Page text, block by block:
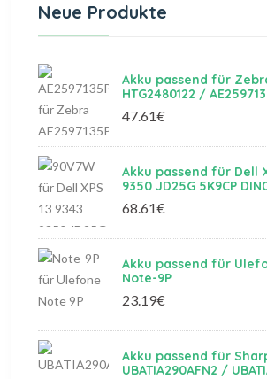
Neue Produkte
Akku passend für
HTG2480122 /
47.61€
Akku passend für Dell
9350 JD25G 5K9CP
68.61€
Akku passend für
Note-9P
23.19€
Akku passend für
UBATIA290AFN2 /